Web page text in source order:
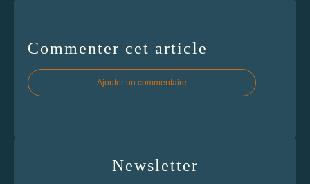
Commenter cet article
Ajouter un commentaire
Newsletter